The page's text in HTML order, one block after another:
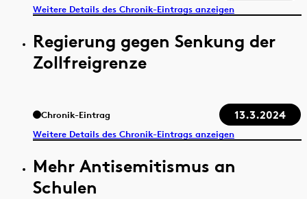
Weitere Details des Chronik-Eintrags anzeigen
Regierung gegen Senkung der
Zollfreigrenze
Chronik-Eintrag 13.3.2024
Weitere Details des Chronik-Eintrags anzeigen
Mehr Antisemitismus an
Schulen